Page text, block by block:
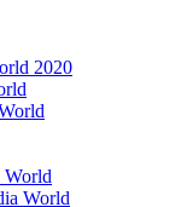
2020
World
World